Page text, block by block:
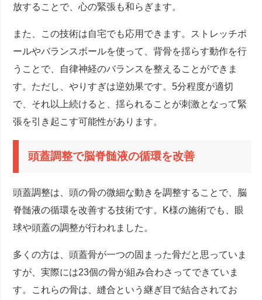
放することで、心の緊張も和らぎます。
また、この技術は自宅でも応用できます。ストレッチポ
ールやバランスボールを使って、背骨を揺らす動作を行
うことで、自律神経のバランスを整えることができま
す。ただし、やりすぎは逆効果です。5分程度が適切
で、それ以上続けると、揺られることが刺激となって緊
張を引き起こす可能性があります。
頭蓋調整で脳脊髄液の循環を改善
頭蓋調整は、頭の骨の微細な動きを調整することで、脳
脊髄液の循環を改善する技術です。K様の施術でも、眼
球や頭蓋の調整が行われました。
多くの方は、頭蓋骨が一つの固まった骨だと思っていま
すが、実際には23個の骨が組み合わさってできていま
す。これらの骨は、縫合という継ぎ目で結合されてお